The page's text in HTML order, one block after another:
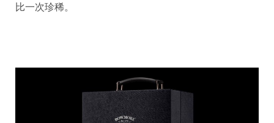
比一次珍稀。